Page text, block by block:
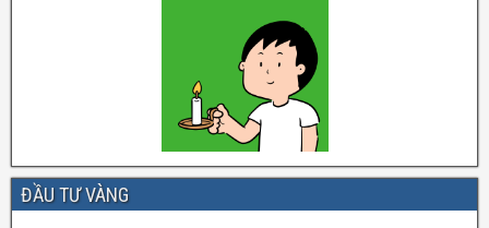
ĐẦU TƯ VÀNG